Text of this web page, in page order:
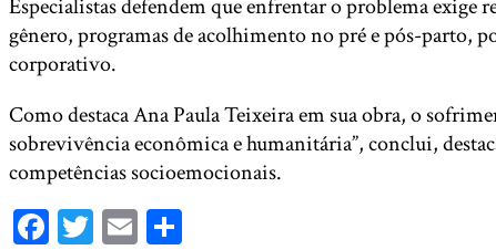
Especialistas defendem que enfrentar o problema exige
gênero, programas de acolhimento no pré e pós-parto,
corporativo.
Como destaca Ana Paula Teixeira em sua obra, o
sobrevivência econômica e humanitária”, conclui,
competências socioemocionais.
Facebook
Twitter
Email